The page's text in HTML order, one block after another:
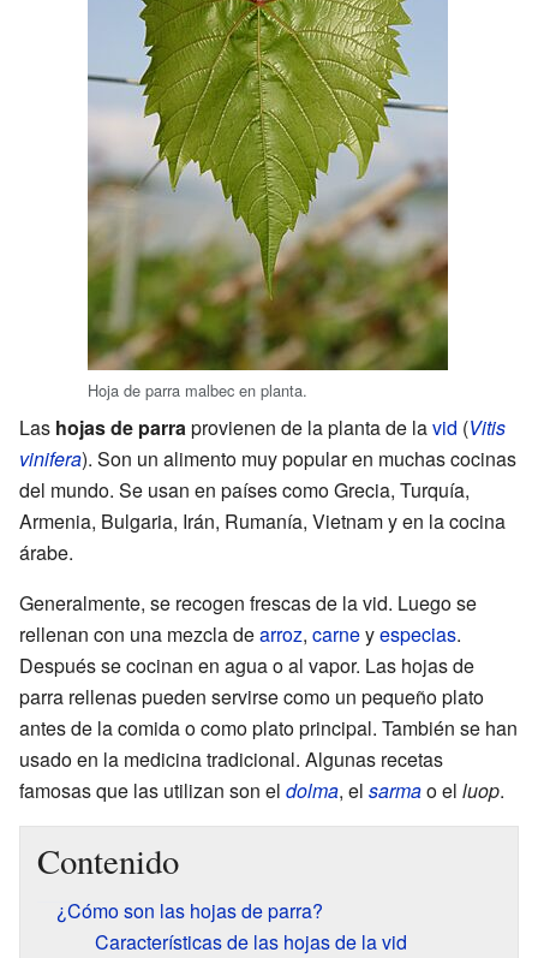
Hoja de parra malbec en planta.
Las hojas de parraprovienen de la planta de lavid (Vitis
vinifera). Son un alimento muy popular en muchas cocinas
del mundo. Se usan en países como Grecia, Turquía,
Armenia, Bulgaria, Irán, Rumanía, Vietnam y en la cocina
árabe.
Generalmente, se recogen frescas de la vid. Luego se
rellenan con una mezcla dearroz, carneyespecias.
Después se cocinan en agua o al vapor. Las hojas de
parra rellenas pueden servirse como un pequeño plato
antes de la comida o como plato principal. También se han
usado en la medicina tradicional. Algunas recetas
famosas que las utilizan son el dolma, el sarmao el luop.
Contenido
¿Cómo son las hojas de parra?
Características de las hojas de la vid